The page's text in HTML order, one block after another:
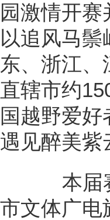
园激情开
以追风马
东、浙江、
直辖市约
国越野爱
遇见醉美紫
本届赛
市文体广电